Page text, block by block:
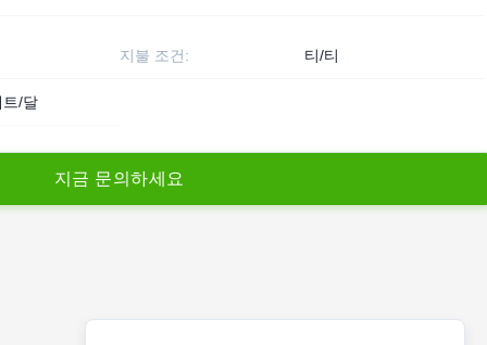
지불 조건: 티/티
/달
지 금 문의하세 요